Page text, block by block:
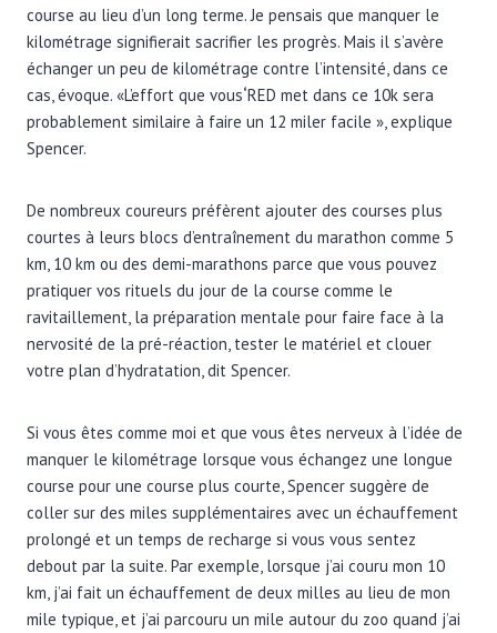
course au lieu d’un long terme. Je pensais que manquer le
kilométrage signifierait sacrifier les progrès. Mais il s’avère
échanger un peu de kilométrage contre l’intensité, dans ce
cas, évoque. «L’effort que vous‘RED met dans ce 10k sera
probablement similaire à faire un 12 miler facile », explique
Spencer.
De nombreux coureurs préfèrent ajouter des courses plus
courtes à leurs blocs d’entraînement du marathon comme 5
km, 10 km ou des demi-marathons parce que vous pouvez
pratiquer vos rituels du jour de la course comme le
ravitaillement, la préparation mentale pour faire face à la
nervosité de la pré-réaction, tester le matériel et clouer
votre plan d’hydratation, dit Spencer.
Si vous êtes comme moi et que vous êtes nerveux à l’idée de
manquer le kilométrage lorsque vous échangez une longue
course pour une course plus courte, Spencer suggère de
coller sur des miles supplémentaires avec un échauffement
prolongé et un temps de recharge si vous vous sentez
debout par la suite. Par exemple, lorsque j’ai couru mon 10
km, j’ai fait un échauffement de deux milles au lieu de mon
mile typique, et j’ai parcouru un mile autour du zoo quand j’ai